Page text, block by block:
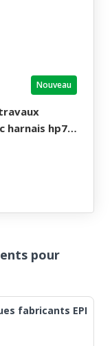
Nouveau
harnais hp73
pour
fabricants EPI